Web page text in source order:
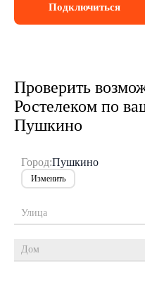
Подключиться
Проверить
Ростелеком по
Пушкино
Город:Пушкино
Изменить